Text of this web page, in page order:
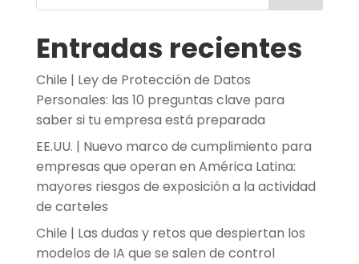
Entradas recientes
Chile | Ley de Protección de Datos
Personales: las 10 preguntas clave para
saber si tu empresa está preparada
EE.UU. | Nuevo marco de cumplimiento para
empresas que operan en América Latina:
mayores riesgos de exposición a la actividad
de carteles
Chile | Las dudas y retos que despiertan los
modelos de IA que se salen de control